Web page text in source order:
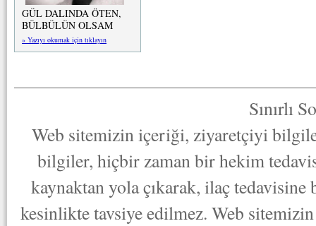
GÜL DALINDA ÖTEN,
BÜLBÜLÜN OLSAM
» Yazıyı okumak için tıklayın
Sınırlı
Web sitemizin içeriği, ziyaretçiyi
bilgiler, hiçbir zaman bir hekim
kaynaktan yola çıkarak, ilaç
kesinlikte tavsiye edilmez. Web